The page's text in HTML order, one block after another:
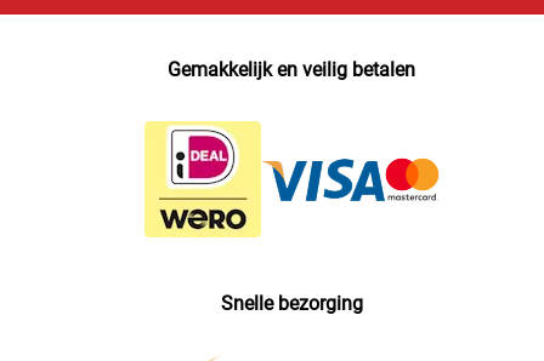
Gemakkelijk en veilig betalen
Snelle bezorging